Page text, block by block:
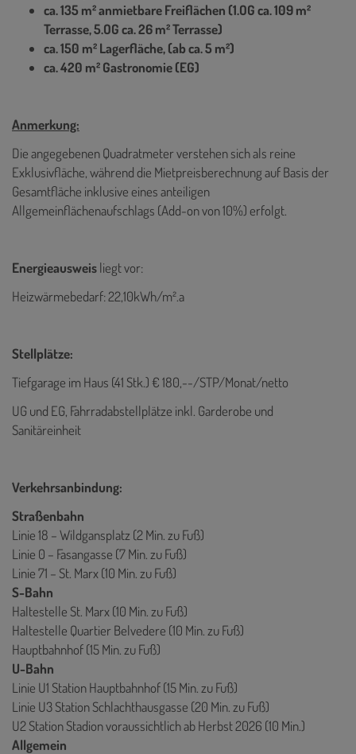
ca. 135 m² anmietbare Freiflächen (1.OG ca. 109 m²
Terrasse, 5.OG ca. 26 m² Terrasse)
ca. 150 m² Lagerfläche, (ab ca. 5 m²)
ca. 420 m² Gastronomie (EG)
Anmerkung:
Die angegebenen Quadratmeter verstehen sich als reine
Exklusivfläche, während die Mietpreisberechnung auf Basis der
Gesamtfläche inklusive eines anteiligen
Allgemeinflächenaufschlags (Add-on von 10%) erfolgt.
Energieausweisliegt vor:
Heizwärmebedarf: 22,10kWh/m².a
Stellplätze:
Tiefgarage im Haus (41 Stk.) € 180,--/STP/Monat/netto
UG und EG, Fahrradabstellplätze inkl. Garderobe und
Sanitäreinheit
Verkehrsanbindung:
Straßenbahn
Linie 18 – Wildgansplatz (2 Min. zu Fuß)
Linie 0 – Fasangasse (7 Min. zu Fuß)
Linie 71 – St. Marx (10 Min. zu Fuß)
S-Bahn
Haltestelle St. Marx (10 Min. zu Fuß)
Haltestelle Quartier Belvedere (10 Min. zu Fuß)
Hauptbahnhof (15 Min. zu Fuß)
U-Bahn
Linie U1 Station Hauptbahnhof (15 Min. zu Fuß)
Linie U3 Station Schlachthausgasse (20 Min. zu Fuß)
U2 Station Stadion voraussichtlich ab Herbst 2026 (10 Min.)
Allgemein